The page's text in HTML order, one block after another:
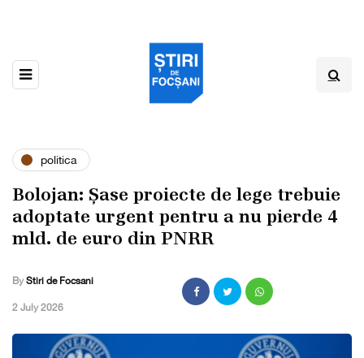
politica
Bolojan: Șase proiecte de lege trebuie
adoptate urgent pentru a nu pierde 4
mld. de euro din PNRR
By Stiri de Focsani
,2 July 2026